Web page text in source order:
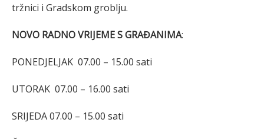
tržnici i Gradskom groblju.
NOVO RADNO VRIJEME S GRAĐANIMA:
PONEDJELJAK 07.00 – 15.00 sati
UTORAK 07.00 – 16.00 sati
SRIJEDA 07.00 – 15.00 sati